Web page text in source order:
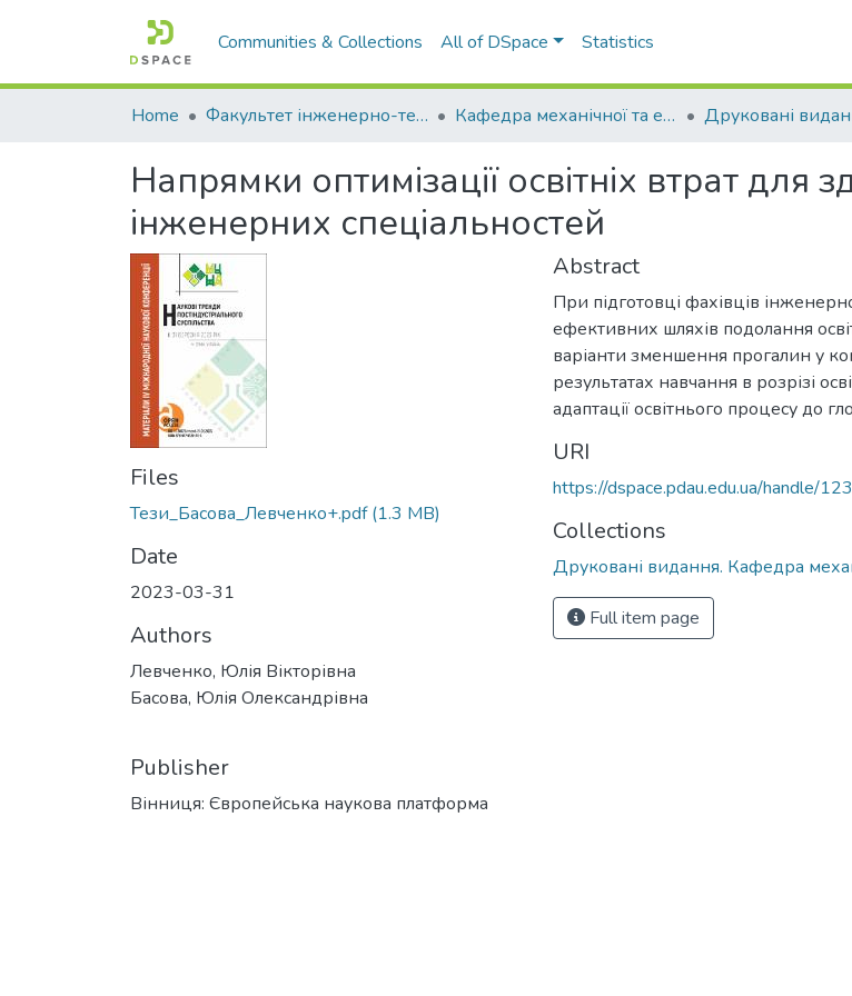
Communities & Collections All of DSpace Statistics
Home Факультет інженерно-технологічний Кафедра механічної та електричної інженерії
Напрямки оптимізації освітніх втрат для
інженерних спеціальностей
Files
Тези_Басова_Левченко+.pdf(1.3 MB)
Date
2023-03-31
Authors
Левченко, Юлія Вікторівна
Басова, Юлія Олександрівна
Publisher
Вінниця: Європейська наукова платформа
Abstract
При підготовці фахівців
ефективних шляхів подолання
варіанти зменшення прогалин у
результатах навчання в розрізі
адаптації освітнього процесу до
URI
https://dspace.pdau.edu.ua/handle/
Collections
Друковані видання. Кафедра
Full item page